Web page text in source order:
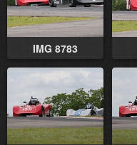
IMG 8783